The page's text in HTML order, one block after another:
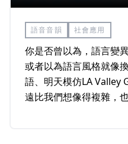
語音音韻 社會應用
你是否曾以為，語言變
或者以為語言風格就像
語、明天模仿LA Valley
遠比我們想像得複雜，